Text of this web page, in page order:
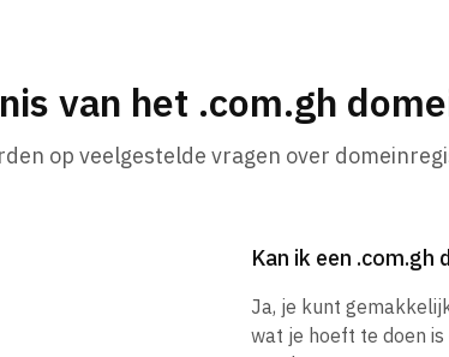
van het .com.gh
op veelgestelde vragen over
Kan ik een .com.gh
Ja, je kunt
wat je hoeft te doen